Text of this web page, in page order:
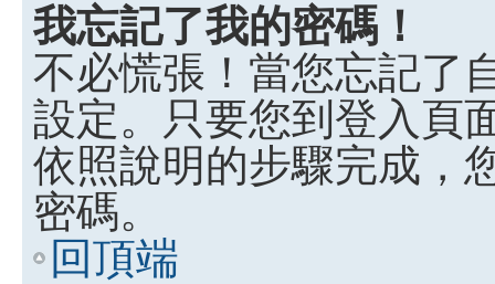
我忘記了我的密碼！
不必慌張！當您忘記了
設定。只要您到登入頁
依照說明的步驟完成，
密碼。
回頂端